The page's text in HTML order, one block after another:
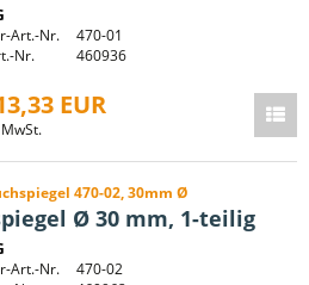
Art.-Nr.
470-01
Nr.
460936
EUR
470-02, 30mm Ø
Ø 30 mm, 1-teilig
Art.-Nr.
470-02